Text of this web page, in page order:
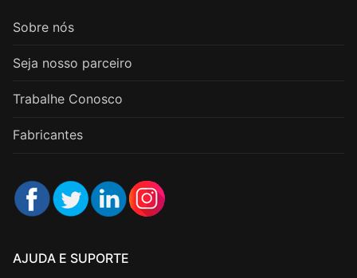
Sobre nós
Seja nosso parceiro
Trabalhe Conosco
Fabricantes
AJUDA E SUPORTE